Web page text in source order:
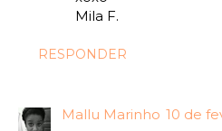
Mila F.
RESPONDER
Mallu Marinho 10 de